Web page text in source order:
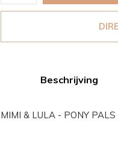
Beschrijving
MIMI & LULA - PONY PALS